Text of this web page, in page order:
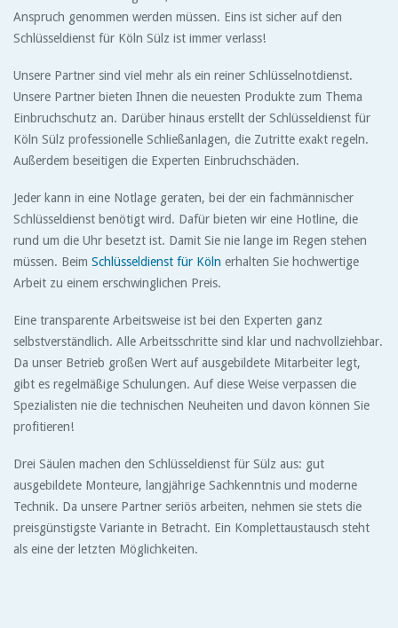
Anspruch genommen werden müssen. Eins ist sicher auf den
Schlüsseldienst für Köln Sülz ist immer verlass!
Unsere Partner sind viel mehr als ein reiner Schlüsselnotdienst.
Unsere Partner bieten Ihnen die neuesten Produkte zum Thema
Einbruchschutz an. Darüber hinaus erstellt der Schlüsseldienst für
Köln Sülz professionelle Schließanlagen, die Zutritte exakt regeln.
Außerdem beseitigen die Experten Einbruchschäden.
Jeder kann in eine Notlage geraten, bei der ein fachmännischer
Schlüsseldienst benötigt wird. Dafür bieten wir eine Hotline, die
rund um die Uhr besetzt ist. Damit Sie nie lange im Regen stehen
müssen. Beim Schlüsseldienst für Köln erhalten Sie hochwertige
Arbeit zu einem erschwinglichen Preis.
Eine transparente Arbeitsweise ist bei den Experten ganz
selbstverständlich. Alle Arbeitsschritte sind klar und nachvollziehbar.
Da unser Betrieb großen Wert auf ausgebildete Mitarbeiter legt,
gibt es regelmäßige Schulungen. Auf diese Weise verpassen die
Spezialisten nie die technischen Neuheiten und davon können Sie
profitieren!
Drei Säulen machen den Schlüsseldienst für Sülz aus: gut
ausgebildete Monteure, langjährige Sachkenntnis und moderne
Technik. Da unsere Partner seriös arbeiten, nehmen sie stets die
preisgünstigste Variante in Betracht. Ein Komplettaustausch steht
als eine der letzten Möglichkeiten.